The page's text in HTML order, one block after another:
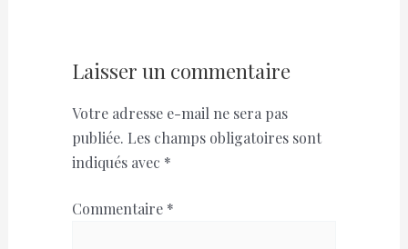
Laisser un commentaire
Votre adresse e-mail ne sera pas
publiée. Les champs obligatoires sont
indiqués avec *
Commentaire *